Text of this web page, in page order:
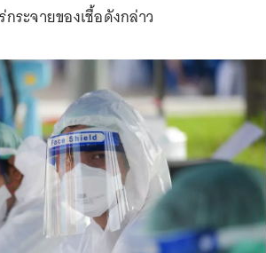
ระจายของเชื้อดังกล่าว